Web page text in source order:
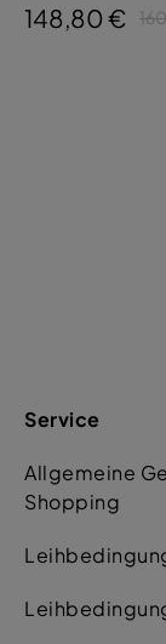
148,80 €
Service
Allgemeine
Shopping